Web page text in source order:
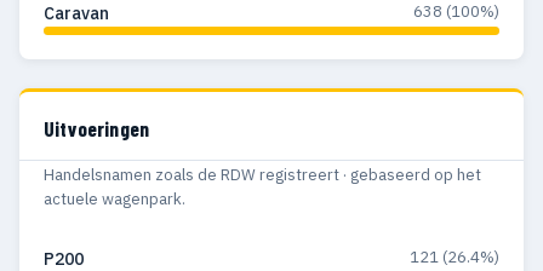
Caravan 638 (100%)
Uitvoeringen
Handelsnamen zoals de RDW registreert · gebaseerd op het
actuele wagenpark.
P200 121 (26.4%)